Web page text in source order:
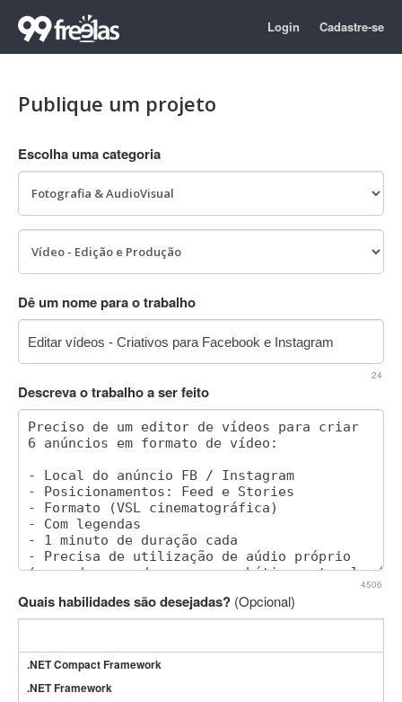
Login Cadastre-se
Publique um projeto
Escolha uma categoria
Dê um nome para o trabalho
24
Descreva o trabalho a ser feito
4506
Quais habilidades são desejadas? (Opcional)
.NET Compact Framework
.NET Framework